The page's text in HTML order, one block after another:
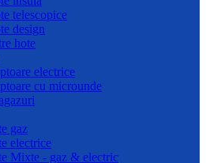
telescopice
design
hote
electrice
cu microunde
gaz
electrice
Mixte - gaz & electric